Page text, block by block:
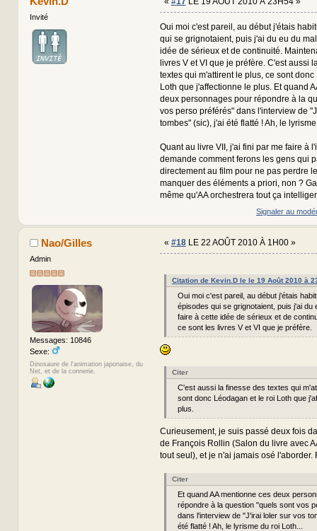
Invité
Oui moi c'est pareil, au début j'étais
qui se grignotaient, puis j'ai du eu du
idée de sérieux et de continuité.
livres V et VI que je préfère. C'est aussi
textes qui m'attirent le plus, ce sont
Loth que j'affectionne le plus. Et quand
deux personnages pour répondre à la
vos perso préférés" dans l'interview de
tombes" (sic), j'ai été flatté ! Ah, le
Quant au livre VII, j'ai fini par me faire à
demande comment ferons les gens qui
directement au film pour ne pas perdre
manquer des éléments a priori, non ?
même qu'AA orchestrera tout ça
Signaler au
Nao/Gilles
Admin
Messages: 10846
Sexe:
Dinosaure de l'animation japonaise, du
Net, et de la connerie.
« #18LE 22 AOÛT 2010 À 1H00 »
Citation de Kevin.D le le 19 Août 2010 à
Oui moi c'est pareil, au début j'étais
épisodes qui se grignotaient, puis j'ai du
faire à cette idée de sérieux et de
ce sont les livres V et VI que je préfère.
Citer
C'est aussi la finesse des textes qui
sont donc Léodagan et le roi Loth que
plus.
Curieusement, je suis passé deux fois
de François Rollin (Salon du livre avec
tout seul), et je n'ai jamais osé l'aborder.
Citer
Et quand AA mentionne ces deux
répondre à la question "quels sont vos
dans l'interview de "J'irai loler sur vos
été flatté ! Ah, le lyrisme du roi Loth...